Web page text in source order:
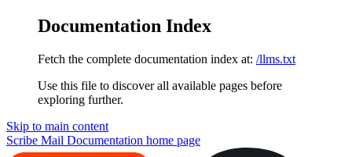
Documentation Index
Fetch the complete documentation index at: /llms.txt
Use this file to discover all available pages before
exploring further.
Skip to main content
Scribe Mail Documentation home page